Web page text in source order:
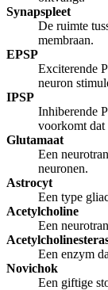
Synapspleet
De ruimte
membraan.
EPSP
Exciterende
neuron
IPSP
Inhiberende
voorkomt dat
Glutamaat
Een
neuronen.
Astrocyt
Een type
Acetylcholine
Een
Een enzym
Novichok
Een giftige